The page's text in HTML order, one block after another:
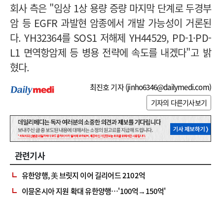
회사 측은 "임상 1상 용량 증량 마지막 단계로 두경부
암 등 EGFR 과발현 암종에서 개발 가능성이 거론된
다. YH32364를 SOS1 저해제 YH44529, PD-1·PD-
L1 면역항암제 등 병용 전략에 속도를 내겠다"고 밝
혔다.
최진호 기자 (jinho6346@dailymedi.com)
기자의 다른기사보기
관련기사
유한양행, 美 브릿지 이어 길리어드 2102억
이뮨온시아 지원 확대 유한양행…'100억→150억'